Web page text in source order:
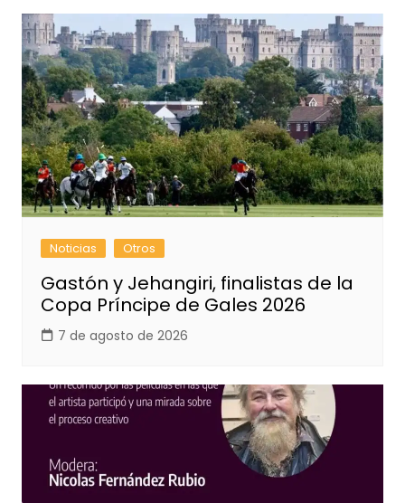
Noticias Otros
Gastón y Jehangiri, finalistas de la
Copa Príncipe de Gales 2026
7 de agosto de 2026